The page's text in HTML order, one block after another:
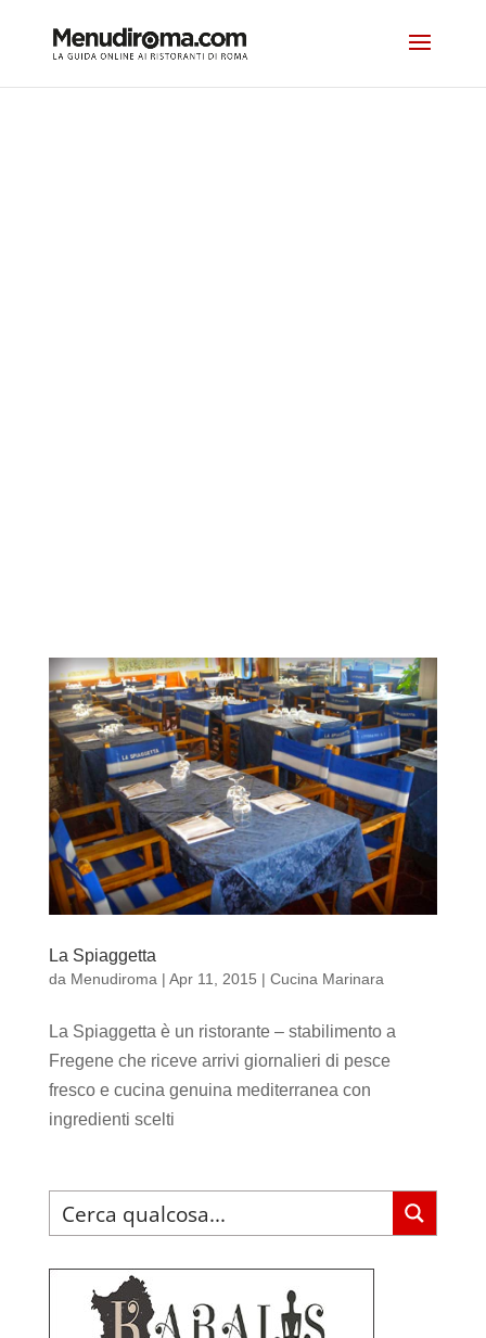
La Spiaggetta
da Menudiroma| Apr 11, 2015 | Cucina Marinara
La Spiaggetta è un ristorante – stabilimento a
Fregene che riceve arrivi giornalieri di pesce
fresco e cucina genuina mediterranea con
ingredienti scelti